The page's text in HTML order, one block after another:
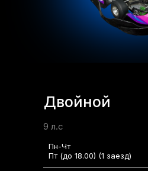
Двойной
9 л.с
Пн-Чт
Пт (до 18.00) (1 заезд)